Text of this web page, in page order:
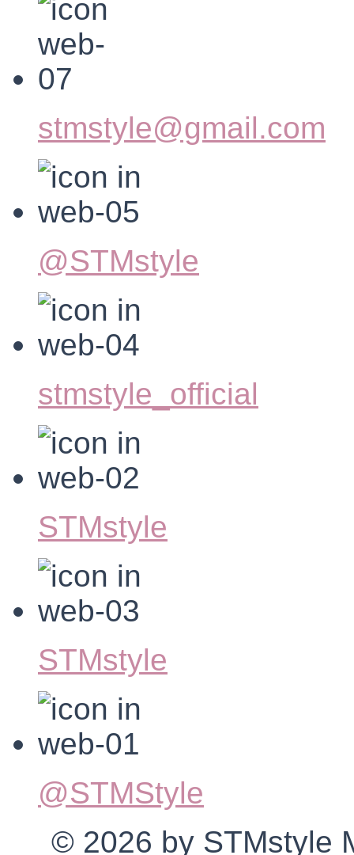
stmstyle@gmail.com
@STMstyle
stmstyle_official
STMstyle
STMstyle
@STMStyle
© 2026 by STMstyle